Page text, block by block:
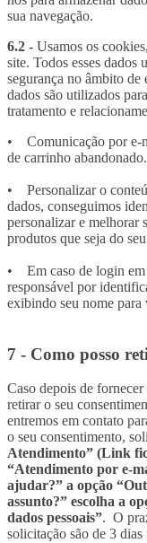
sua navegação.
6.2 - Usamos os
site. Todos esses dados
segurança no âmbito de
dados são utilizados
tratamento e
• Comunicação por e-
de carrinho abandonado.
• Personalizar o
dados, conseguimos
personalizar e melhorar
produtos que seja do
• Em caso de login em
responsável por
exibindo seu nome para
7 - Como posso
Caso depois de
retirar o seu
entremos em contato
o seu consentimento,
Atendimento” (Link
“Atendimento por e-
ajudar?” a opção
assunto?” escolha a
dados pessoais”. O
solicitação são de 3 dias